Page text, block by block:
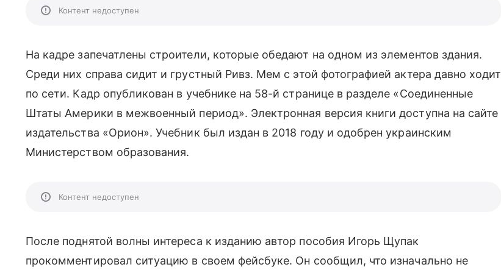
Контент недоступен
На кадре запечатлены строители, которые обедают на одном из элементов здания.
Среди них справа сидит и грустный Ривз. Мем с этой фотографией актера давно ходит
по сети. Кадр опубликован в учебнике на 58-й странице в разделе «Соединенные
Штаты Америки в межвоенный период». Электронная версия книги доступна на сайте
издательства «Орион». Учебник был издан в 2018 году и одобрен украинским
Министерством образования.
Контент недоступен
После поднятой волны интереса к изданию автор пособия Игорь Щупак
прокомментировал ситуацию в своем фейсбуке. Он сообщил, что изначально не